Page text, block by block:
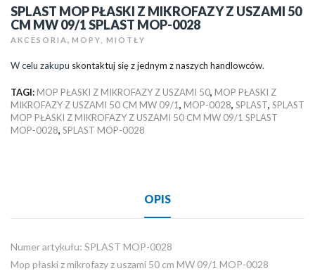
SPLAST MOP PŁASKI Z MIKROFAZY Z USZAMI 50
CM MW 09/1 SPLAST MOP-0028
AKCESORIA , MOPY, MIOTŁY
W celu zakupu skontaktuj się z jednym z naszych handlowców.
TAGI: MOP PŁASKI Z MIKROFAZY Z USZAMI 50, MOP PŁASKI Z
MIKROFAZY Z USZAMI 50 CM MW 09/1, MOP-0028, SPLAST, SPLAST
MOP PŁASKI Z MIKROFAZY Z USZAMI 50 CM MW 09/1 SPLAST
MOP-0028, SPLAST MOP-0028
OPIS
Numer artykułu: SPLAST MOP-0028
Mop płaski z mikrofazy z uszami 50 cm MW 09/1 MOP-0028